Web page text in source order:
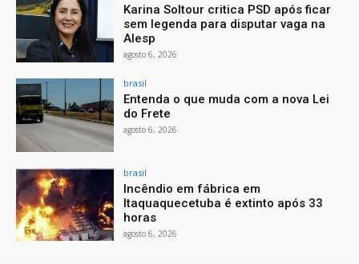
Karina Soltour critica PSD após ficar
sem legenda para disputar vaga na
Alesp
agosto 6, 2026
brasil
Entenda o que muda com a nova Lei
do Frete
agosto 6, 2026
brasil
Incêndio em fábrica em
Itaquaquecetuba é extinto após 33
horas
agosto 6, 2026